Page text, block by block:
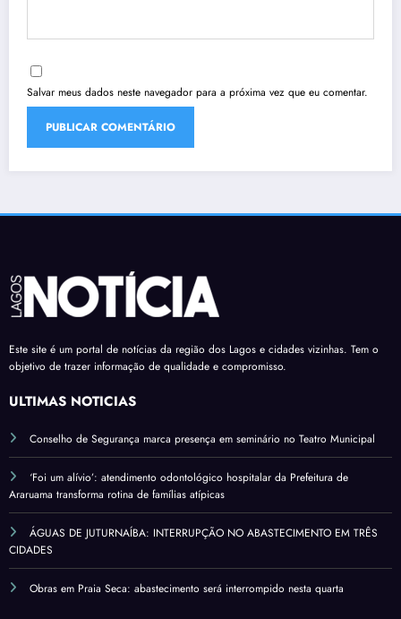
Salvar meus dados neste navegador para a próxima vez que eu comentar.
Este site é um portal de notícias da região dos Lagos e cidades vizinhas. Tem o
objetivo de trazer informação de qualidade e compromisso.
ÚLTIMAS NOTÍCIAS
Conselho de Segurança marca presença em seminário no Teatro Municipal
‘Foi um alívio’: atendimento odontológico hospitalar da Prefeitura de
Araruama transforma rotina de famílias atípicas
ÁGUAS DE JUTURNAÍBA: INTERRUPÇÃO NO ABASTECIMENTO EM TRÊS
CIDADES
Obras em Praia Seca: abastecimento será interrompido nesta quarta